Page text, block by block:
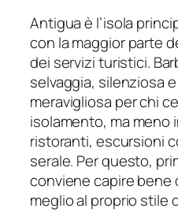
Antigua è l’isola
con la maggior parte
dei servizi turistici.
selvaggia, silenziosa
meravigliosa per chi
isolamento, ma meno
ristoranti, escursioni
serale. Per questo,
conviene capire bene
meglio al proprio stile